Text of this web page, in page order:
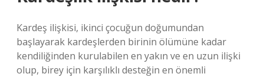
Kardeş ilişkisi, ikinci çocuğun doğumundan
başlayarak kardeşlerden birinin ölümüne kadar
kendiliğinden kurulabilen en yakın ve en uzun ilişki
olup, birey için karşılıklı desteğin en önemli